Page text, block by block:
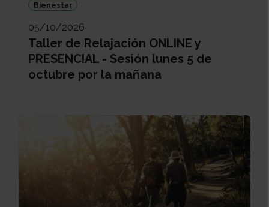
Bienestar
05/10/2026
Taller de Relajación ONLINE y
PRESENCIAL - Sesión lunes 5 de
octubre por la mañana